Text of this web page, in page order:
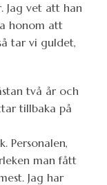
Jag vet att han
honom att
tar vi guldet,
två år och
tillbaka på
Personalen,
man fått
Jag har